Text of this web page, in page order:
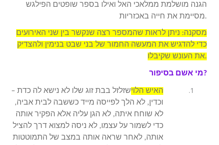
הגנה מושלמת ממלאכי האל ואילו בספר שופטים הפילגש
מסיימת את חייה באכזריות.
מסקנה: ניתן לראות שהמספר רצה שנקשר בין שני האירועים
כדי להדגיש את המעשה החמור של בני שבט בנימין ולהצדיק
את העונש שקיבלו.
מי אשם בסיפור?
האיש הלוי
– שזלזל בבת זוג שלו לא נישא לה כדת
וכדין, לא הלך לפייסה מייד כששבה לבית אביה,
לא שוחח איתה, לא הגן עליה אלא הפקיר אותה
כדי לשמור על עצמו, לא ניסה למצוא דרך להציל
אותה, לאחר שראה אותה במצב של התמוטטות